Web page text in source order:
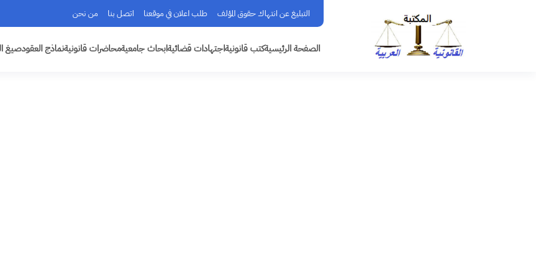
التبليغ عن انتهاك حقوق المؤلف طلب اعلان في موقعنا اتصل بنا من نحن
الصفحة الرئيسيةكتب قانونيةاجتهادات قضائيةابحاث جامعيةمحاضرات قانونيةنماذج العقودصيغ